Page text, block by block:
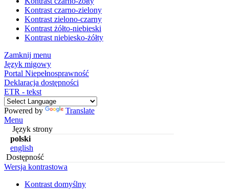
Kontrast czarno-zielony
Kontrast zielono-czarny
Kontrast żółto-niebieski
Kontrast niebiesko-żółty
Zamknij menu
Język migowy
Portal Niepełnosprawność
Deklaracja dostępności
ETR - tekst
Powered by
Translate
Menu
Język strony
polski
english
Dostępność
Wersja kontrastowa
Kontrast domyślny